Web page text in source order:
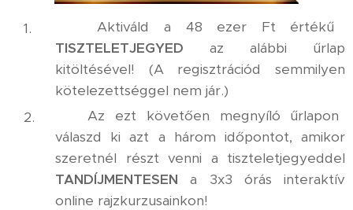
✅ Aktiváld a 48 ezer Ft értékű
TISZTELETJEGYED az alábbi űrlap
kitöltésével! (A regisztrációd semmilyen
kötelezettséggel nem jár.)
✅ Az ezt követően megnyíló űrlapon
válaszd ki azt a három időpontot, amikor
szeretnél részt venni a tiszteletjegyeddel
TANDÍJMENTESEN a 3x3 órás interaktív
online rajzkurzusainkon!